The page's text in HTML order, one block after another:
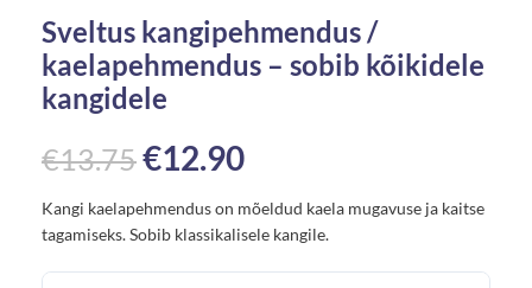
Sveltus kangipehmendus /
kaelapehmendus – sobib kõikidele
kangidele
€13.75€12.90
Kangi kaelapehmendus on mõeldud kaela mugavuse ja kaitse
tagamiseks. Sobib klassikalisele kangile.